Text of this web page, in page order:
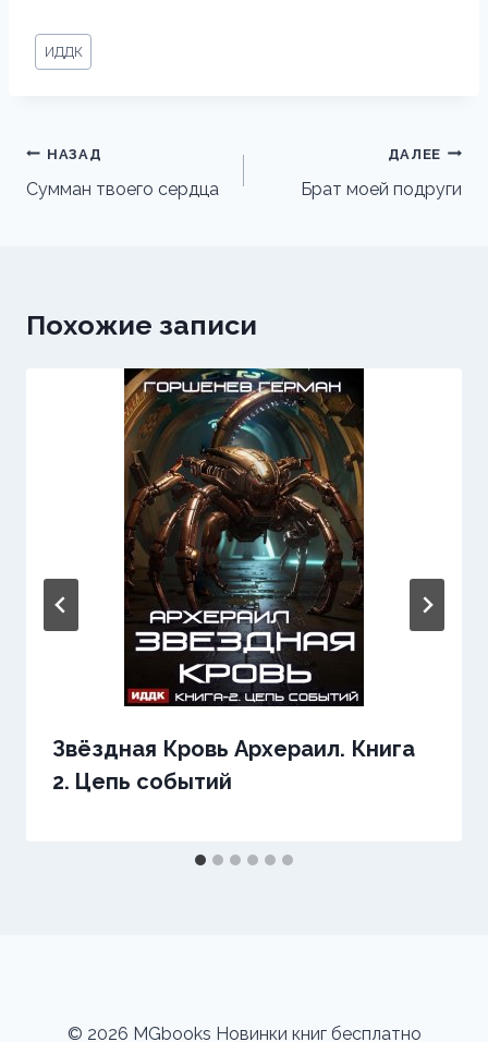
Метки
записи:
ИДДК
Навигация
по
НАЗАД
Сумман твоего сердца
ДАЛЕЕ
Брат моей подруги
Похожие записи
Звёздная Кровь Архераил. Книга
2. Цепь событий
© 2026 MGbooks Новинки книг бесплатно